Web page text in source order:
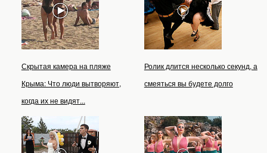
Скрытая камера на пляже
Крыма: Что люди вытворяют,
когда их не видят...
Ролик длится несколько секунд, а
смеяться вы будете долго